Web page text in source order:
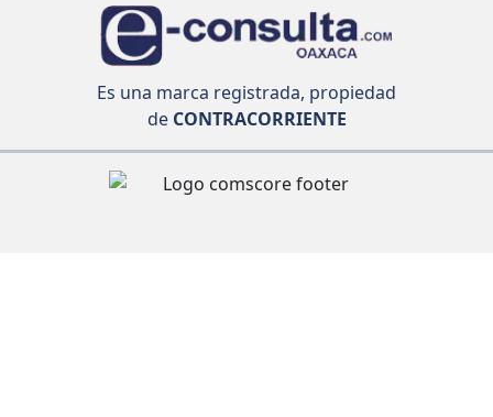
Es una marca registrada, propiedad
deCONTRACORRIENTE